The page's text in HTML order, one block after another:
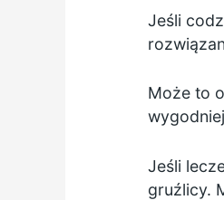
Jeśli
Może to
Jeśli
gruźlicy.